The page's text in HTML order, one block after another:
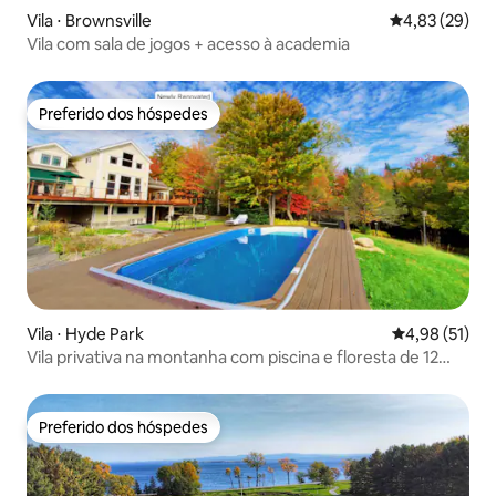
Vila ⋅ Brownsville 4,83 de uma
4,83 (29)
Vila com sala de jogos + acesso à academia
Preferido dos hóspedes
Preferido dos hóspedes
Vila ⋅ Hyde Park 4,98 de uma
4,98 (51)
Vila privativa na montanha com piscina e floresta de 12
Preferido dos hóspedes
Preferido dos hóspedes